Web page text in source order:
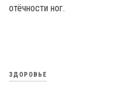
отёчности ног.
ЗДОРОВЬЕ